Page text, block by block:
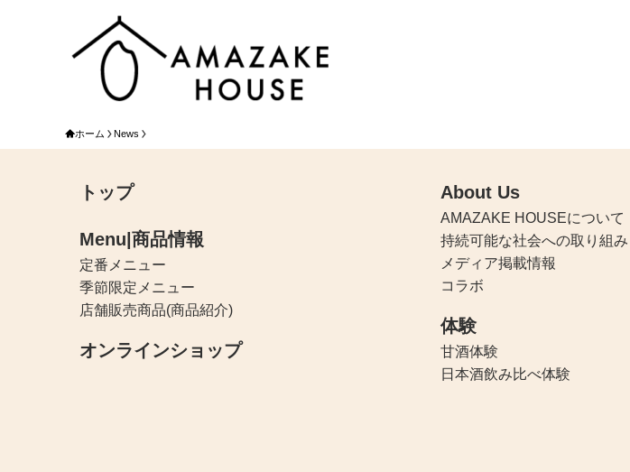
ホーム News
トップ
Menu|商品情報
定番メニュー
季節限定メニュー
店舗販売商品(商品紹介)
オンラインショップ
About Us
AMAZAKE HOUSEについて
持続可能な社会への取り組み
メディア掲載情報
コラボ
体験
甘酒体験
日本酒飲み比べ体験